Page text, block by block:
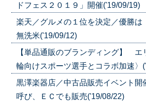
ドフェス２０１９」開催('19/09/19)
楽天／グルメの１位を決定／優勝は
無洗米('19/09/12)
【単品通販のブランディング】 エ
輪向けスポーツ選手とコラボ加速〉
黒澤楽器店／中古品販売イベント開
呼び、ＥＣでも販売('19/08/22)